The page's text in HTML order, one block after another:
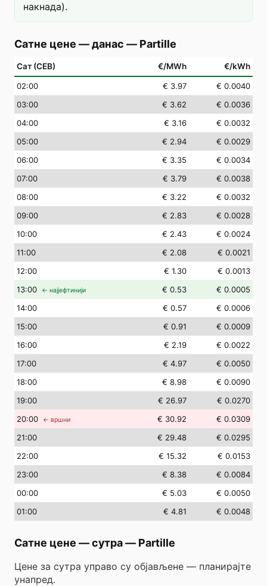
накнада).
Сатне цене — данас — Partille
Сат (СЕВ) €/MWh €/kWh
02:00 € 3.97
€ 0.0040
03:00 € 3.62
€ 0.0036
04:00 € 3.16
€ 0.0032
05:00 € 2.94
€ 0.0029
06:00 € 3.35
€ 0.0034
07:00 € 3.79
€ 0.0038
08:00 € 3.22
€ 0.0032
09:00 € 2.83
€ 0.0028
10:00 € 2.43
€ 0.0024
11:00 € 2.08
€ 0.0021
12:00 € 1.30
€ 0.0013
13:00 ← најјефтинији € 0.53
€ 0.0005
14:00 € 0.57
€ 0.0006
15:00 € 0.91
€ 0.0009
16:00 € 2.19
€ 0.0022
17:00 € 4.97
€ 0.0050
18:00 € 8.98
€ 0.0090
19:00 € 26.97
€ 0.0270
20:00 ← вршни € 30.92
€ 0.0309
21:00 € 29.48
€ 0.0295
22:00 € 15.32
€ 0.0153
23:00 € 8.38
€ 0.0084
00:00 € 5.03
€ 0.0050
01:00 € 4.81 € 0.0048
Сатне цене — сутра— Partille
Цене за сутра управо су објављене — планирајте
унапред.